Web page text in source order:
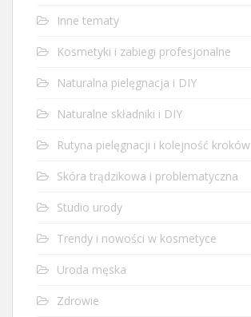
Inne tematy
Kosmetyki i zabiegi profesjonalne
Naturalna pielęgnacja i DIY
Naturalne składniki i DIY
Rutyna pielęgnacji i kolejność kroków
Skóra trądzikowa i problematyczna
Studio urody
Trendy i nowości w kosmetyce
Uroda męska
Zdrowie